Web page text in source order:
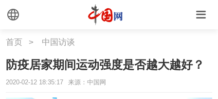
助残 一带一路
海洋
联盟 心理 老年
首页 > 中国访谈
防疫居家期间运动强度是否越大越好？
2020-02-12 18:35:17 来源：中国网